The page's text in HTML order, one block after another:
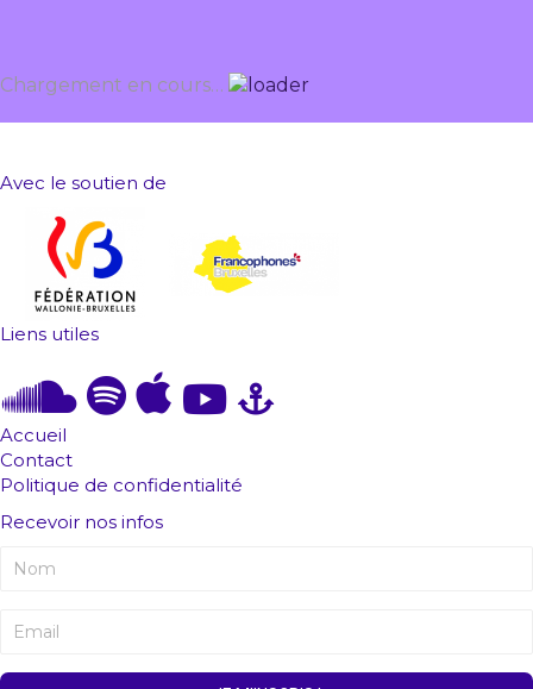
Chargement en cours…
Avec le soutien de
Liens utiles
Accueil
Contact
Politique de confidentialité
Recevoir nos infos